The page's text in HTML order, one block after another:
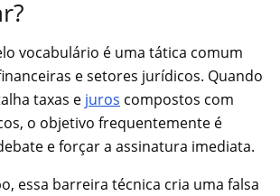
vocabulário é uma tática comum
e setores jurídicos. Quando
taxas e juros compostos com
o objetivo frequentemente é
e forçar a assinatura imediata.
essa barreira técnica cria uma falsa